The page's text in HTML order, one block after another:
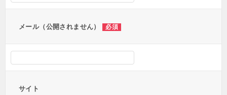
メール（公開されません） 必須
サイト